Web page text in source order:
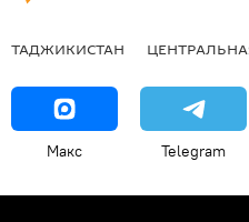
ТАДЖИКИСТАН
Макс Telegram